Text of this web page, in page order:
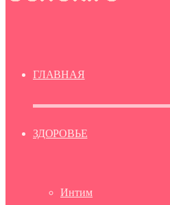
ГЛАВНАЯ
ЗДОРОВЬЕ
Интим